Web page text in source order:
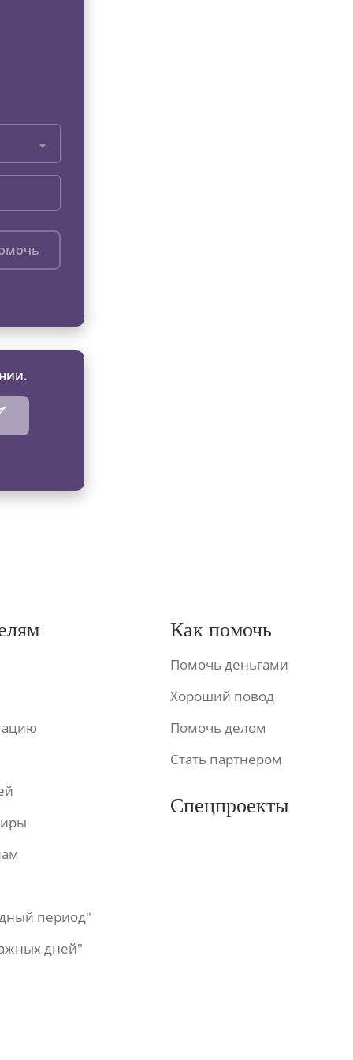
период"
дней"
Как помочь
Помочь деньгами
Хороший повод
Помочь делом
Стать партнером
Спецпроекты